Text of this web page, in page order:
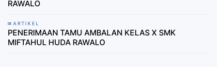
RAWALO
ARTIKEL
PENERIMAAN TAMU AMBALAN KELAS X SMK
MIFTAHUL HUDA RAWALO